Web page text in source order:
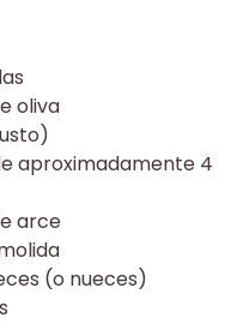
oliva
aproximadamente 4
arce
(o nueces)